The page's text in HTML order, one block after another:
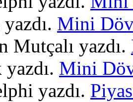
Mini
Mutçalı yazdı.
Mini
yazdı.